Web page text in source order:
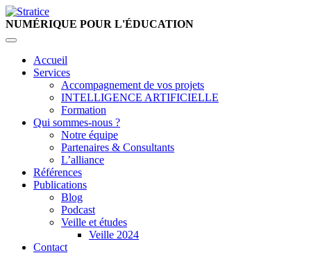
NUMÉRIQUE POUR L'ÉDUCATION
Accueil
Services
Accompagnement de vos projets
INTELLIGENCE ARTIFICIELLE
Formation
Qui sommes-nous ?
Notre équipe
Partenaires & Consultants
L’alliance
Références
Publications
Blog
Podcast
Veille et études
Veille 2024
Contact